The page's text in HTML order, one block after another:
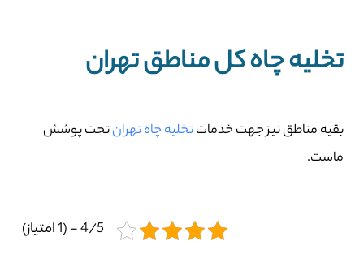
تخلیه چاه کل مناطق تهران
بقیه مناطق نیز جهت خدماتتخلیه چاه تهرانتحت پوشش
ماست.
4/5 - (1 امتیاز)